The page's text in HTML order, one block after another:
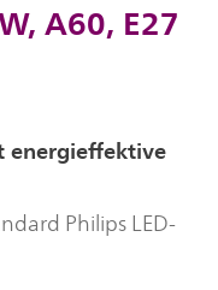
A60, E27
energieffektive
Philips LED-